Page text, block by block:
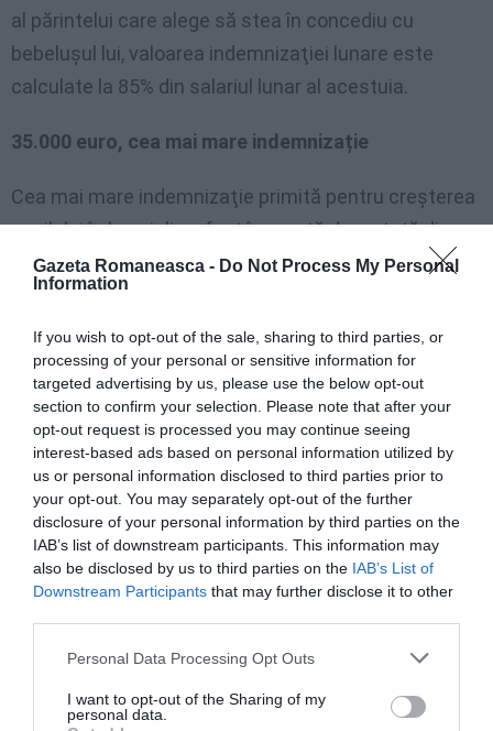
Gazeta Romaneasca - Do Not Process My Personal
Information
If you wish to opt-out of the sale, sharing to third parties, or
processing of your personal or sensitive information for
targeted advertising by us, please use the below opt-out
section to confirm your selection. Please note that after your
opt-out request is processed you may continue seeing
interest-based ads based on personal information utilized by
us or personal information disclosed to third parties prior to
your opt-out. You may separately opt-out of the further
disclosure of your personal information by third parties on the
IAB’s list of downstream participants. This information may
also be disclosed by us to third parties on the IAB’s List of
Downstream Participants that may further disclose it to other
Personal Data Processing Opt Outs
I want to opt-out of the Sharing of my
personal data.
al părintelui care alege să stea în concediu cu
bebeluşul lui, valoarea indemnizaţiei lunare este
calculate la 85% din salariul lunar al acestuia.
35.000 euro, cea mai mare indemnizație
Cea mai mare indemnizaţie primită pentru creşterea
copilului în luna iulie a fost încasată de un tată din
judeţul Sibiu – aproape 160.000 de lei, adică peste
35.000 de euro. Datele Ministerului arată că acest
părinte a avut, din activităţi independente, un venit
mediu net de 187.158 de lei pe lună. Iar pentru o
astfel de sumă,taxele plătite statului se ridică la
peste 70.000 de lei lunar. În topul celor mai mari
indemnizaţii se mai află o persoană din Bucureşti, cu
94.000 de lei, şi un părinte din Constanţa, care a
primit aproape 75.000 de lei.
Natalitatea, la cote minime
copilului vin în contextul mai amplu al demografiei, pe
fondul scăderii dramatice a natalităţii. Populaţia